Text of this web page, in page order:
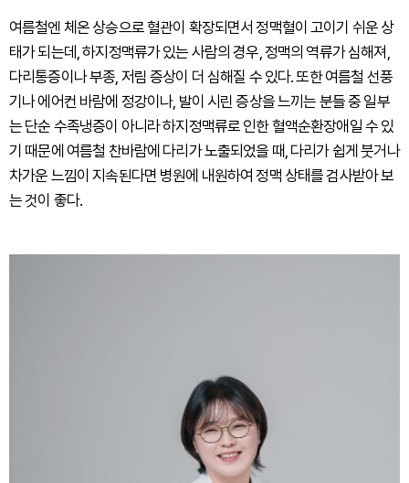
여름철엔 체온 상승으로 혈관이 확장되면서 정맥혈이 고이기 쉬운 상
태가 되는데, 하지정맥류가 있는 사람의 경우, 정맥의 역류가 심해져,
다리통증이나 부종, 저림 증상이 더 심해질 수 있다. 또한 여름철 선풍
기나 에어컨 바람에 정강이나, 발이 시린 증상을 느끼는 분들 중 일부
는 단순 수족냉증이 아니라 하지정맥류로 인한 혈액순환장애일 수 있
기 때문에 여름철 찬바람에 다리가 노출되었을 때, 다리가 쉽게 붓거나
차가운 느낌이 지속된다면 병원에 내원하여 정맥 상태를 검사받아 보
는 것이 좋다.